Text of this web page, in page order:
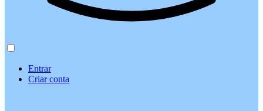
Entrar
Criar conta